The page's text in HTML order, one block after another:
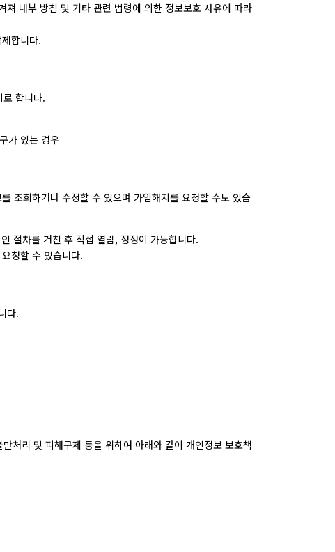
내부 방침 및 기타 관련 법령에 의한 정보보호 사유에 따라
합니다.
합니다.
가 있는 경우
조회하거나 수정할 수 있으며 가입해지를 요청할 수도 있습
절차를 거친 후 직접 열람, 정정이 가능합니다.
청할 수 있습니다.
다.
처리 및 피해구제 등을 위하여 아래와 같이 개인정보 보호책